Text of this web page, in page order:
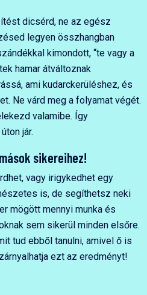
dicsérd, ne az egész
legyen összhangban
kimondott, “te vagy a
hamar átváltoznak
ami kudarckerüléshez, és
Ne várd meg a folyamat végét.
valamibe. Így
jár.
sikereihez!
vagy irigykedhet egy
is, de segíthetsz neki
mögött mennyi munka és
sem sikerül minden elsőre.
tud ebből tanulni, amivel ő is
ezt az eredményt!